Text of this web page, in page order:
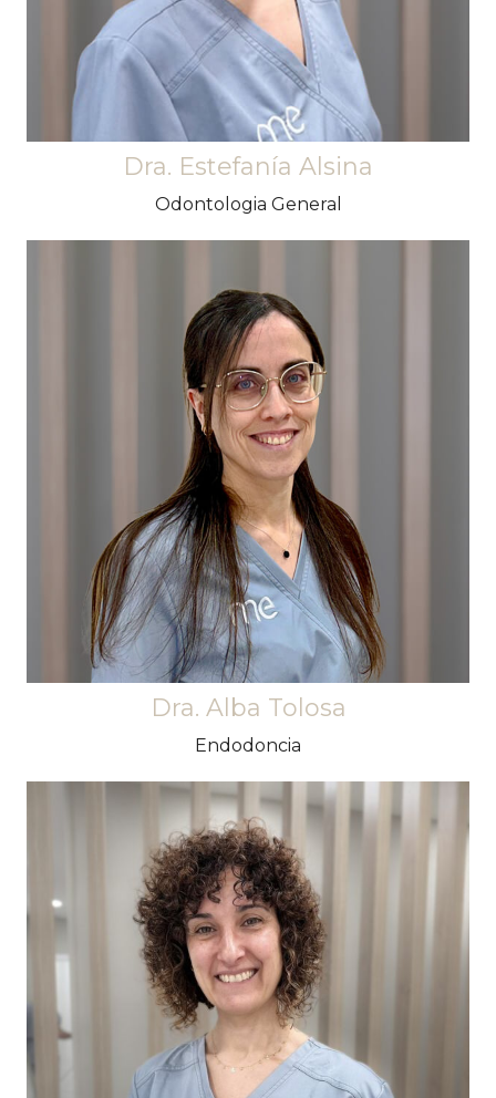
Dra. Estefanía Alsina
Odontologia General
Perfeccionista fins a la medul·la. Posseeix la
paciència i seguretat necessàries per acabar
tots els tractaments amb èxit. No hi ha
endodòncia que se li resisteixi.
Dra. Alba Tolosa
Endodoncia
Ha dedicat gran part de la vida professional a la
docència ia la recerca buscant sempre a través
de la formació, la possibilitat d'oferir els millors
plans de tractament als seus pacients.